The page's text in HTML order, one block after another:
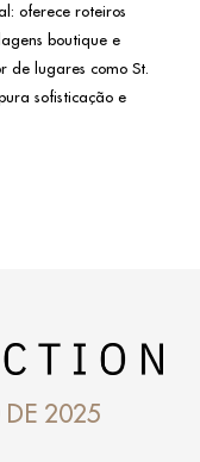
oferece roteiros
boutique e
de lugares como St.
sofisticação e
2025